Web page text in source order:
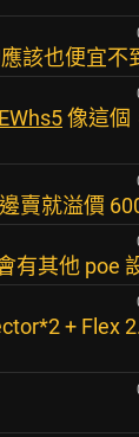
該也便宜不
像這個
賣就溢價
有其他 poe
+ Flex